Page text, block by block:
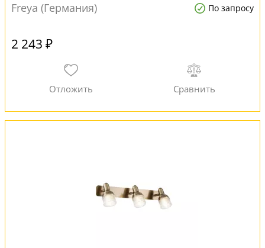
Freya (Германия)
По запросу
2 243 ₽